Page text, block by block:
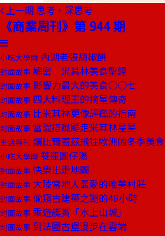
上一期 思考，深思考
《商業周刊》第 944 期
小吃大學問 內湖老張胡椒餅
封面故事 解密 米其林美食聖經
封面故事 影響力最大的美食○○七
封面故事 四大料理王的摘星傳奇
封面故事 比米其林更像評鑑的指南
封面故事 當混搭風颳走米其林星星
生活專刊 讓比爾蓋茲飛往歐洲的冬季美食
小吃大學問 雙連圓仔湯
封面故事 快樂出走地圖
封面故事 大陸當地人最愛的唯美村莊
封面故事 偷窺古建築之謎的48小時
封面故事 乘遊艇賞「水上山城」
封面故事 到法國古堡漫步在雲端